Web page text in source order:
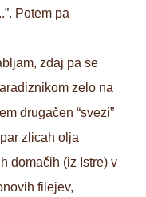
Potem pa
zdaj pa se
zelo na
drugačen “svezi”
zlicah olja
domačih (iz Istre) v
filejev,